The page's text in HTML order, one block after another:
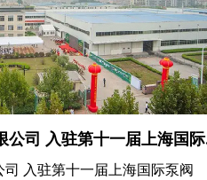
参考。平台的预约功能实现了
会议席位，提升了观展效率。
效果的双重保障。
公司 入驻第十一届上海国际
继亮相！
入驻第十一届上海国际泵阀